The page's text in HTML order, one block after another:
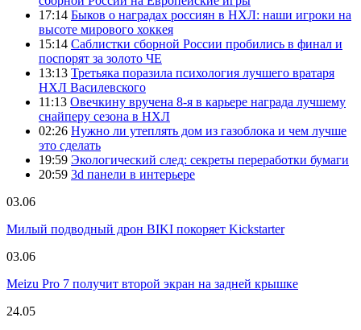
17:14 Быков о наградах россиян в НХЛ: наши игроки на
высоте мирового хоккея
15:14 Саблистки сборной России пробились в финал и
поспорят за золото ЧЕ
13:13 Третьяка поразила психология лучшего вратаря
НХЛ Василевского
11:13 Овечкину вручена 8-я в карьере награда лучшему
снайперу сезона в НХЛ
02:26 Нужно ли утеплять дом из газоблока и чем лучше
это сделать
19:59 Экологический след: секреты переработки бумаги
20:59 3d панели в интерьере
03.06
Милый подводный дрон BIKI покоряет Kickstarter
03.06
Meizu Pro 7 получит второй экран на задней крышке
24.05